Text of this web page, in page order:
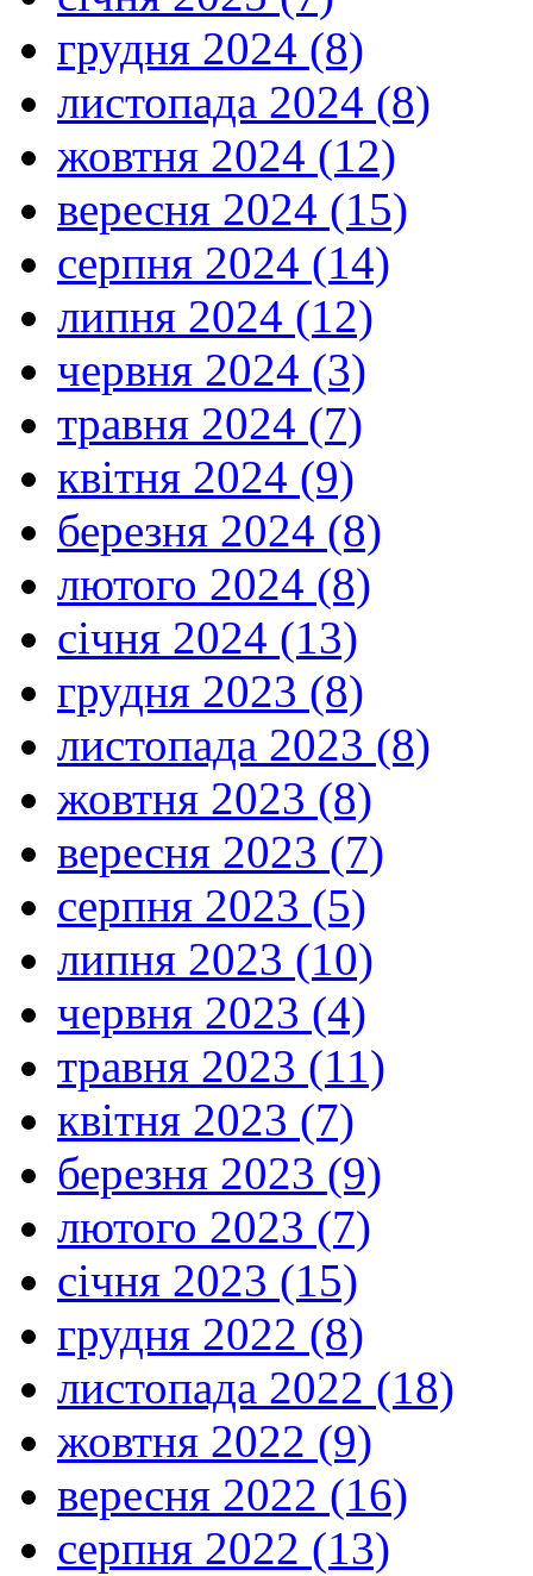
грудня 2024 (8)
листопада 2024 (8)
жовтня 2024 (12)
вересня 2024 (15)
серпня 2024 (14)
липня 2024 (12)
червня 2024 (3)
травня 2024 (7)
квітня 2024 (9)
березня 2024 (8)
лютого 2024 (8)
січня 2024 (13)
грудня 2023 (8)
листопада 2023 (8)
жовтня 2023 (8)
вересня 2023 (7)
серпня 2023 (5)
липня 2023 (10)
червня 2023 (4)
травня 2023 (11)
квітня 2023 (7)
березня 2023 (9)
лютого 2023 (7)
січня 2023 (15)
грудня 2022 (8)
листопада 2022 (18)
жовтня 2022 (9)
вересня 2022 (16)
серпня 2022 (13)